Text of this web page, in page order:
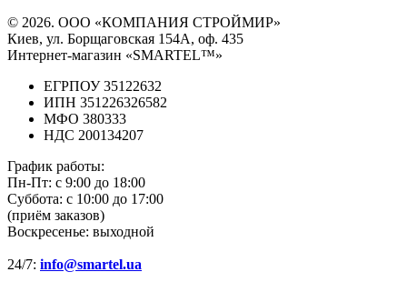
© 2026. ООО «КОМПАНИЯ СТРОЙМИР»
Киев, ул. Борщаговская 154А, оф. 435
Интернет-магазин «SMARTEL™»
ЕГРПОУ 35122632
ИПН 351226326582
МФО 380333
НДС 200134207
График работы:
Пн-Пт: с 9:00 до 18:00
Суббота: с 10:00 до 17:00
(приём заказов)
Воскресенье: выходной
24/7: info@smartel.ua